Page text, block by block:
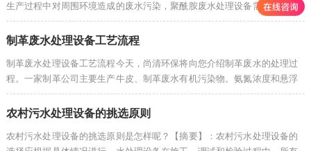
生产过程中对周围环境造成的废水污染，聚酰胺废水处理设备需要处理后
才能排放。以下是聚酰胺生产行业应用的废水处理设备。冷却塔、调节
池、反应气···
制革废水处理设备​工艺流程
制革废水处理设备工艺流程今天，尚清环保将向您介绍制革废水的处理过
程。一家制革公司主要生产牛皮、制革废水有机污染物。氨氮浓度和悬浮
物较高，具有一定的色度和毒性，难以处理废水。经过技术论证和实践经
验，工程···
农村污水处理设备的挑选原则
农村污水处理设备的挑选原则是怎样呢？【摘要】：农村污水处理设备的